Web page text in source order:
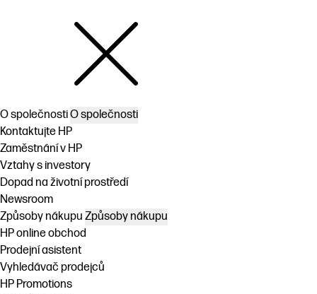
O společnostiO společnosti
Kontaktujte HP
Zaměstnání v HP
Vztahy s investory
Dopad na životní prostředí
Newsroom
Způsoby nákupu Způsoby nákupu
HP online obchod
Prodejní asistent
Vyhledávač prodejců
HP Promotions